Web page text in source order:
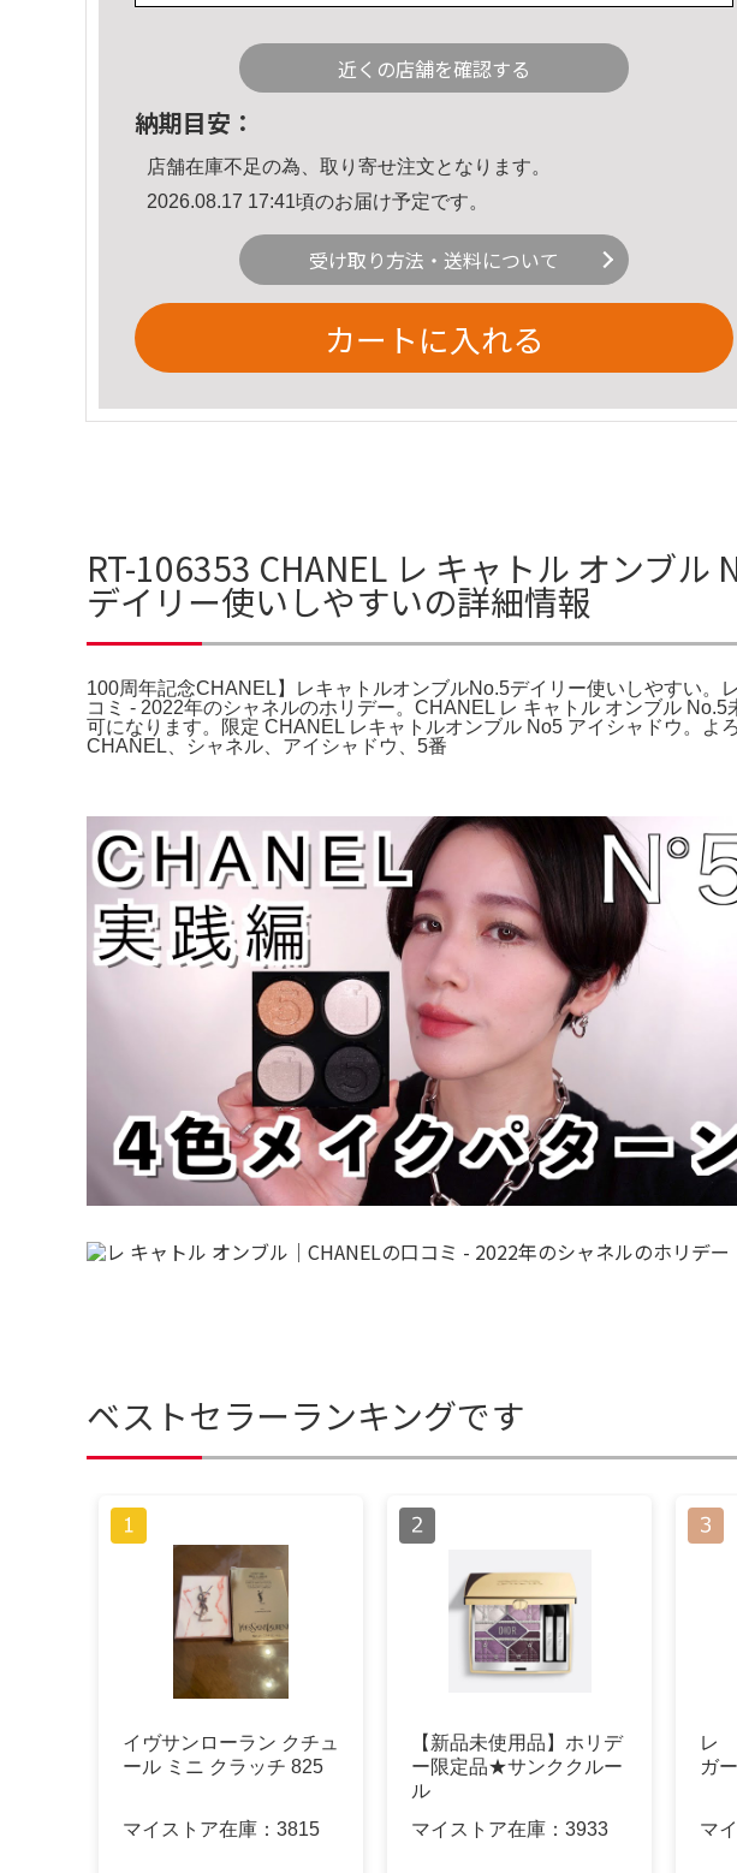
近くの店舗を確認する
納期目安：
店舗在庫不足の為、取り寄せ注文となります。
2026.08.17 17:41頃のお届け予定です。
受け取り方法・送料について
カートに入れる
RT-106353 CHANEL レ キャトル オンブ
デイリー使いしやすいの詳細情報
100周年記念CHANEL】レキャトルオンブルNo.5デイリー使いしやすい
コミ - 2022年のシャネルのホリデー。CHANEL レ キャトル オンブル
可になります。限定 CHANEL レキャトルオンブル No5 アイシャドウ。
CHANEL、シャネル、アイシャドウ、5番
ベストセラーランキングです
イヴサンローラン クチュ
ール ミニ クラッチ 825
マイストア在庫： 3815
【新品未使用品】ホリデ
ー限定品★サンククルー
ル
マイストア在庫： 3933
レ
ガ
マ